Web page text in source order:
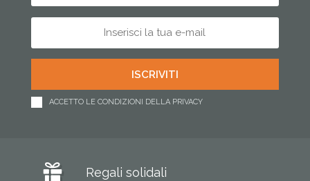
ACCETTO LE CONDIZIONI DELLA PRIVACY
Regali solidali